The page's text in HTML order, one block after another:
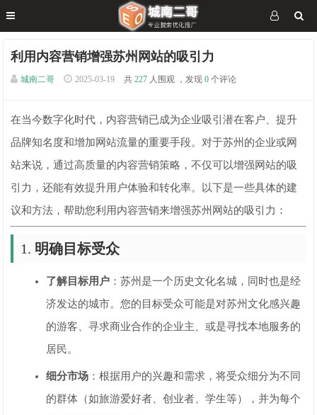
利用内容营销增强苏州网站的吸引力
城南二哥 2025-03-19 共 227 人围观 ，发现 0 个评论
在当今数字化时代，内容营销已成为企业吸引潜在客户、提升
品牌知名度和增加网站流量的重要手段。对于苏州的企业或网
站来说，通过高质量的内容营销策略，不仅可以增强网站的吸
引力，还能有效提升用户体验和转化率。以下是一些具体的建
议和方法，帮助您利用内容营销来增强苏州网站的吸引力：
1. 明确目标受众
了解目标用户 ：苏州是一个历史文化名城，同时也是经
济发达的城市。您的目标受众可能是对苏州文化感兴趣
的游客、寻求商业合作的企业主、或是寻找本地服务的
居民。
细分市场 ：根据用户的兴趣和需求，将受众细分为不同
的群体（如旅游爱好者、创业者、学生等），并为每个